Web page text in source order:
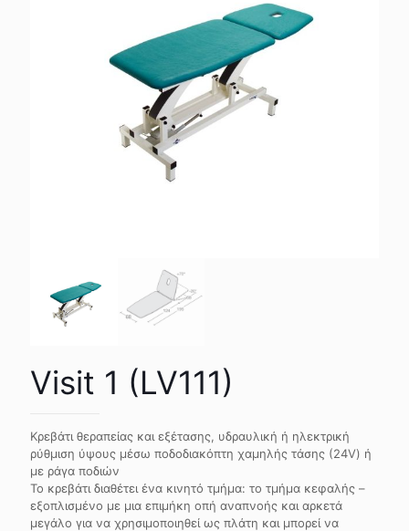
Visit 1 (LV111)
Κρεβάτι θεραπείας και εξέτασης, υδραυλική ή ηλεκτρική
ρύθμιση ύψους μέσω ποδοδιακόπτη χαμηλής τάσης (24V) ή
με ράγα ποδιών
Το κρεβάτι διαθέτει ένα κινητό τμήμα: το τμήμα κεφαλής –
εξοπλισμένο με μια επιμήκη οπή αναπνοής και αρκετά
μεγάλο για να χρησιμοποιηθεί ως πλάτη και μπορεί να